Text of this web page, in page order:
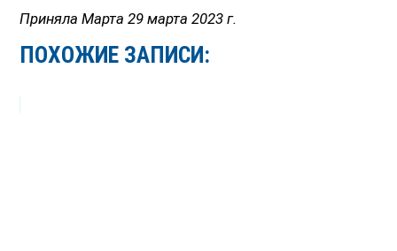
Приняла Марта 29 марта 2023 г.
ПОХОЖИЕ ЗАПИСИ: